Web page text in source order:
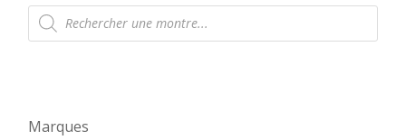
Recherche
de
produits
Marques